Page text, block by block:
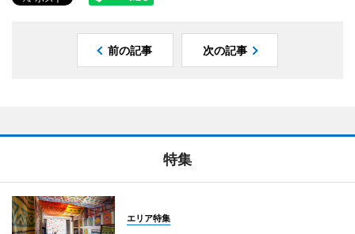
前の記事 次の記事
特集
エリア特集